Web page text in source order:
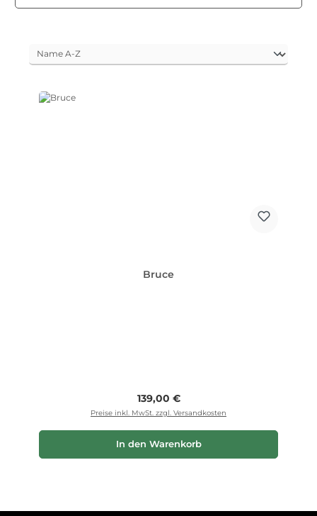
Bruce
Regulärer Preis:
139,00 €
Preise inkl. MwSt. zzgl. Versandkosten
In den Warenkorb